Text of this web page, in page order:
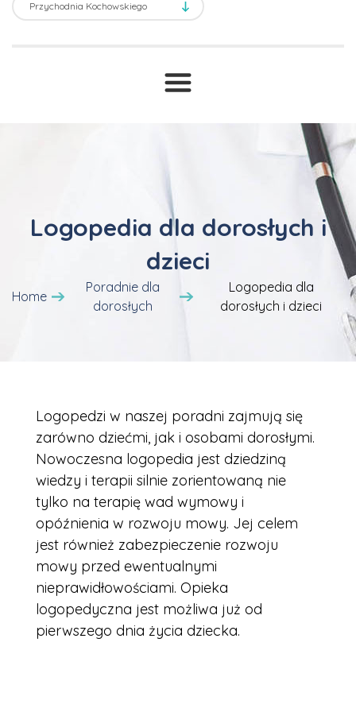
Logopedia dla dorosłych i
dzieci
Home
Poradnie dla
dorosłych
Logopedia dla
dorosłych i dzieci
Logopedzi w naszej poradni zajmują się
zarówno dziećmi, jak i osobami dorosłymi.
Nowoczesna logopedia jest dziedziną
wiedzy i terapii silnie zorientowaną nie
tylko na terapię wad wymowy i
opóźnienia w rozwoju mowy. Jej celem
jest również zabezpieczenie rozwoju
mowy przed ewentualnymi
nieprawidłowościami. Opieka
logopedyczna jest możliwa już od
pierwszego dnia życia dziecka.